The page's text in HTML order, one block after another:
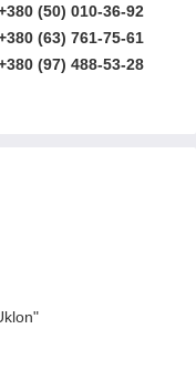
(50) 010-36-92
(63) 761-75-61
(97) 488-53-28